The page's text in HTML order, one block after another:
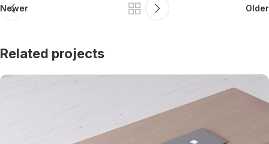
Newer Older
Related projects